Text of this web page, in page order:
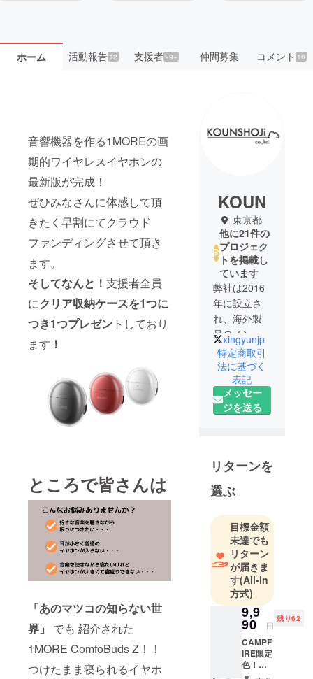
ホーム 活動報告12 支援者99+ 仲間募集 コメント 16
音響機器を作る1MOREの画
期的ワイヤレスイヤホンの
最新版が完成！
ぜひみなさんに体感して頂
きたく早割にてクラウド
ファンディングさせて頂き
ます。
そしてなんと！ 支援者全員
にクリア収納ケースを1つに
つき1つプレゼン トしており
ます ！
ところで皆さんは
「あのマツコの知らない世
界」
でも 紹介された
1MORE ComfoBuds Z！！
つけたまま寝られるイヤホ
KOUN
東京都
他に21件の
プロジェク
トを掲載し
ています
弊社は2016
年に設立さ
れ、海外製
品のイン
キュベー
ション企業
です。これ
まで数々の
ブランドの
てまいりま
した。2020
年から海外
デジタルハ
イテク製品
を、日本市
場への導入
事業に注力
していま
す。独創性
のある商品
を皆様のお
手元にお届
けできるよ
xingyunjp
特定商取引
法に基づく
表記
メッセー
ジを送る
リターンを
選ぶ
目標金額
未達でも
リターン
が届きま
す(All-in
方式)
9,9
90 円
残り62
CAMPF
IRE限定
色！追
加プラ